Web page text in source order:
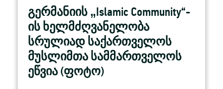
გერმანიის „Islamic Community“-
ის ხელმძღვანელობა
სრულიად საქართველოს
მუსლიმთა სამმართველოს
ეწვია (ფოტო)